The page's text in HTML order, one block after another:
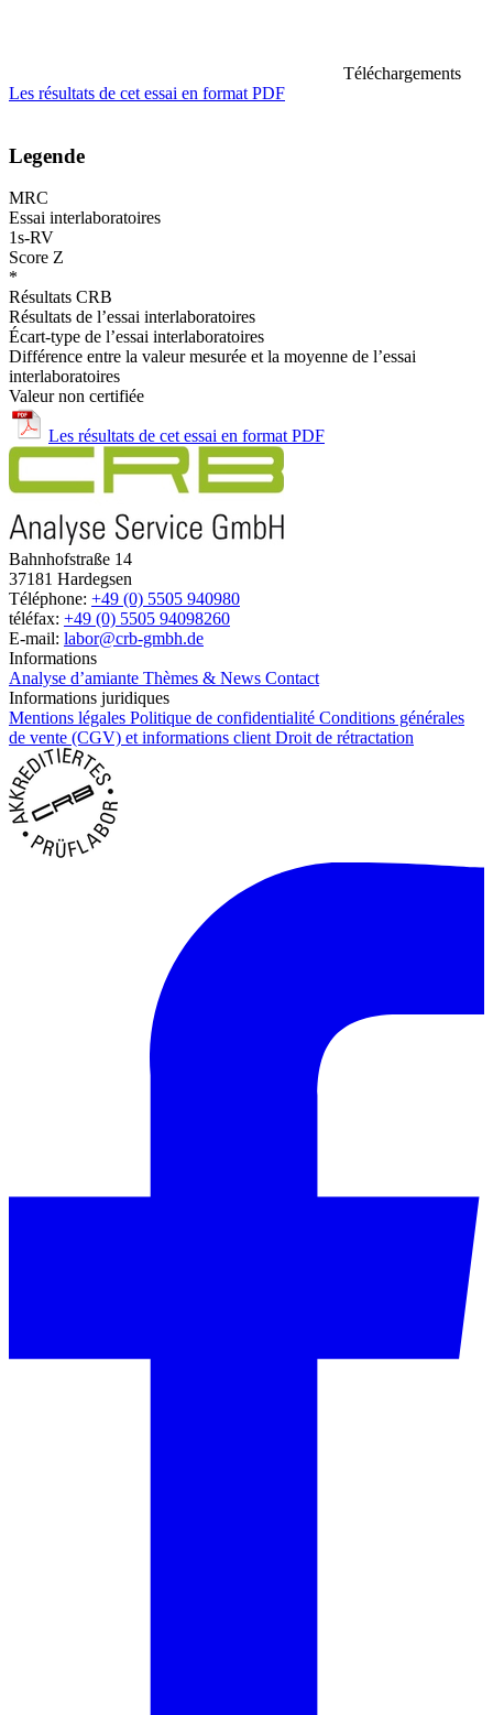
Téléchargements
Les résultats de cet essai en format PDF
Legende
MRC
Essai interlaboratoires
1s-RV
Score Z
*
Résultats CRB
Résultats de l’essai interlaboratoires
Écart-type de l’essai interlaboratoires
Différence entre la valeur mesurée et la moyenne de l’essai
interlaboratoires
Valeur non certifiée
Les résultats de cet essai en format PDF
Bahnhofstraße 14
37181 Hardegsen
Téléphone: +49 (0) 5505 940980
téléfax: +49 (0) 5505 94098260
E-mail: labor@crb-gmbh.de
Informations
Analyse d’amiante Thèmes & News Contact
Informations juridiques
Mentions légales Politique de confidentialité Conditions générales
de vente (CGV) et informations client Droit de rétractation